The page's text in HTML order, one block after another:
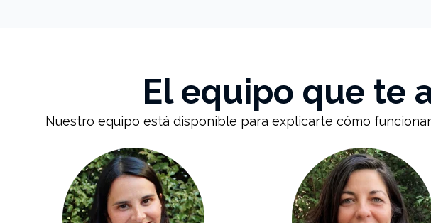
El equipo que te
Nuestro equipo está disponible para explicarte cómo